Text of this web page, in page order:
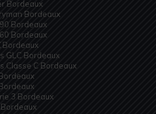
Bordeaux
Bordeaux
Bordeaux
Bordeaux
Bordeaux
GLC Bordeaux
Classe C Bordeaux
3 Bordeaux